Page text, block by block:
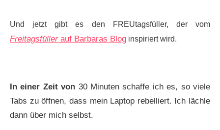
Und jetzt gibt es den FREUtagsfüller, der vom
Freitagsfüller auf Barbaras Blog inspiriert wird.
In einer Zeit von 30 Minuten schaffe ich es, so viele
Tabs zu öffnen, dass mein Laptop rebelliert. Ich lächle
dann über mich selbst.